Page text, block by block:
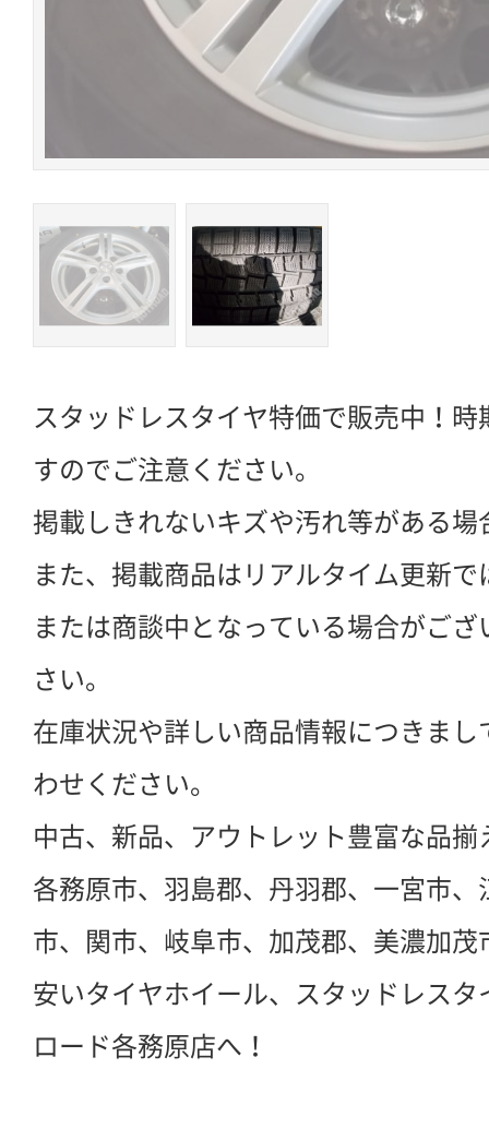
スタッドレスタイヤ特価で販売中！
すのでご注意ください。
掲載しきれないキズや汚れ等がある場
また、掲載商品はリアルタイム更新
または商談中となっている場合がご
さい。
在庫状況や詳しい商品情報につきま
わせください。
中古、新品、アウトレット豊富な品揃
各務原市、羽島郡、丹羽郡、一宮市
市、関市、岐阜市、加茂郡、美濃加茂
安いタイヤホイール、スタッドレス
ロード各務原店へ！